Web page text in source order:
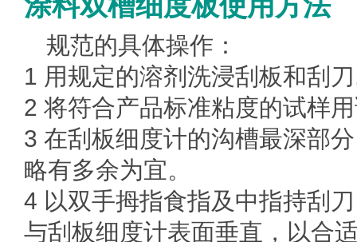
规范的具体操作：
1 用规定的溶剂洗浸刮板和刮
2 将符合产品标准粘度的试样
3 在刮板细度计的沟槽最深部
略有多余为宜。
4 以双手拇指食指及中指持刮
与刮板细度计表面垂直，以合